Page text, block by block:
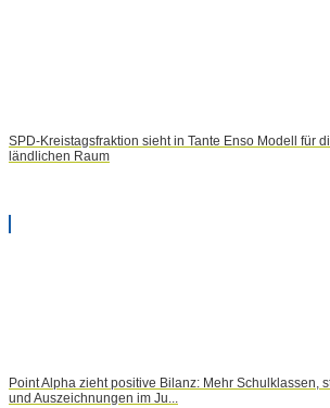
SPD-Kreistagsfraktion sieht in Tante Enso Modell für
ländlichen Raum
Point Alpha zieht positive Bilanz: Mehr Schulklassen,
und Auszeichnungen im Ju...